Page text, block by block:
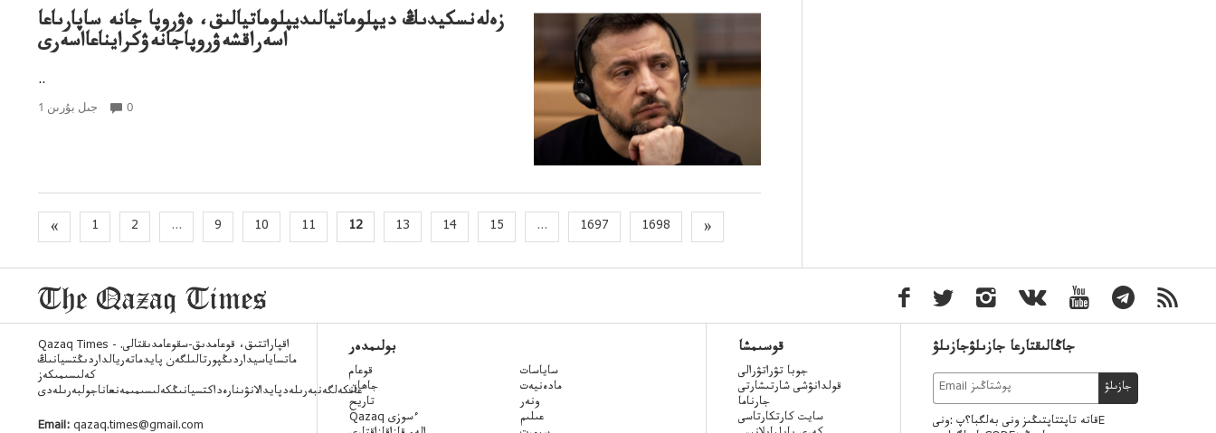
زەلەنسكيدىڭ ديپلوماتيالىديپلوماتيالىق، ەۋروپا جانە ساپارىاعا
اسەراقشەۋروپاجانەۋكرايناعااسەرى
..
1 جىل بۇرىن 0
« 1 2 ... 9 10 11 12 13 14 15 ... 1697 1698 »
Qazaq Times - اقپاراتتىق، قوعامدىق-سقوعامدىقتالى.
ماتساياسيداردىڭپورتالىلگەن پايدماتەريالداردىڭتسيانىڭ
كەلىسىمىكەز
عانكەلگەنبەرىلەدپايدالانۋىنارەداكتسيانىڭكەلىسىمىمەنعاناجولبەرىلەدى
Email: qazaq.times@gmail.com
بولىمدەر
قوعام
جاھان
تاريح
Qazaq ءسوزى
ساياسات
مادەنيەت
ونەر
عىلىم
قوسىمشا
جوبا تۋراتۋرالى
قولدانۋشى شارتىشارتى
جارناما
سايت كارتكارتاسى
جاڭالىقتارعا جازىلۋجازىلۋ
جازىلۋ
قاتە تاپتتاپتىڭىز ونى بەلگبا؟پ :ونىE